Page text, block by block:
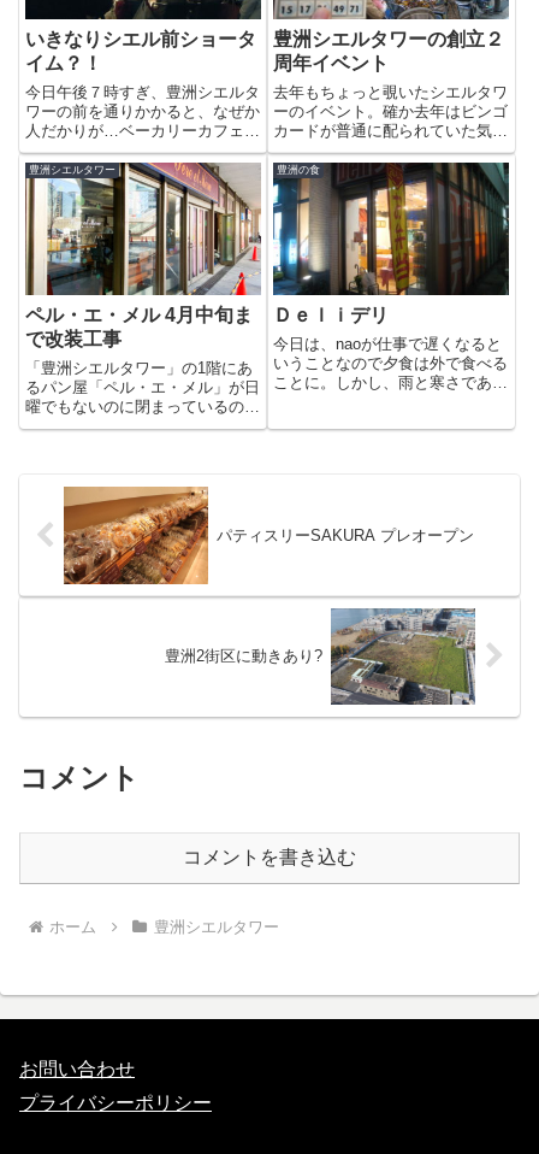
いきなりシエル前ショータ
イム？！
今日午後７時すぎ、豊洲シエルタ
ワーの前を通りかかると、なぜか
人だかりが…ベーカリーカフェの
ベルエメル前で歌っている人達の
一団がいました。な、何？（結婚
式の２次会？）朝食べる食パンを
買うのにベルエメルに入るとレジ
にショーのチラシが置いてあり
ま...
豊洲シエルタワーの創立２
周年イベント
去年もちょっと覗いたシエルタワ
ーのイベント。確か去年はビンゴ
カードが普通に配られていた気が
しますが、今年は２０００円以上
の買い物で一枚もらえるようにな
っていました。イベントは今回は
子供カラオケ大会など子供のイベ
ントが増えたようです。今年は
ビ...
豊洲シエルタワー
ペル・エ・メル 4月中旬ま
で改装工事
「豊洲シエルタワー」の1階にあ
るパン屋「ペル・エ・メル」が日
曜でもないのに閉まっているので
よく見ると・・改装工事をするそ
（火）は、店舗の一部を利用して
期間限定で店頭販売を行うそう...
豊洲の食
Ｄｅｌｉデリ
今日は、naoが仕事で遅くなると
いうことなので夕食は外で食べる
ことに。しかし、雨と寒さであま
パティスリーSAKURA プレオープン
豊洲2街区に動きあり?
コメント
コメントを書き込む
ホーム 豊洲シエルタワー
お問い合わせ
プライバシーポリシー